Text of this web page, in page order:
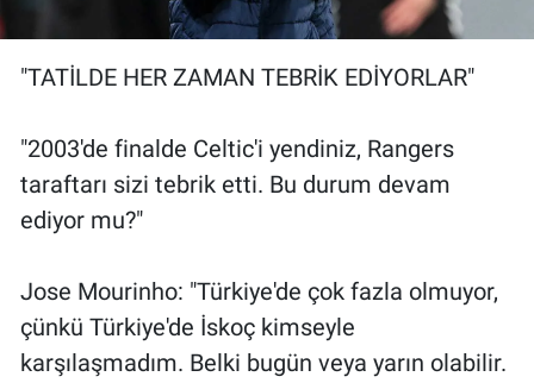
"TATİLDE HER ZAMAN TEBRİK EDİYORLAR"
"2003'de finalde Celtic'i yendiniz, Rangers
taraftarı sizi tebrik etti. Bu durum devam
ediyor mu?"
Jose Mourinho: "Türkiye'de çok fazla olmuyor,
çünkü Türkiye'de İskoç kimseyle
karşılaşmadım. Belki bugün veya yarın olabilir.